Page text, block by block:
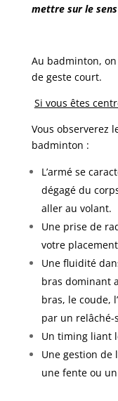
mettre sur le
Au badminton,
de geste court.
Si vous êtes
Vous observerez
badminton :
L’armé se
dégagé du
aller au volant.
Une prise de
votre
Une fluidité
bras dominant
bras, le coude,
par un
Un timing liant
Une gestion de
une fente ou